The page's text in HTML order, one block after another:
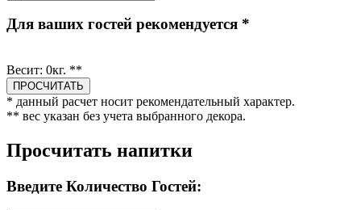
Для ваших гостей рекомендуется *
Весит: 0кг. **
* данный расчет носит рекомендательный характер.
** вес указан без учета выбранного декора.
Просчитать напитки
Введите Количество Гостей: